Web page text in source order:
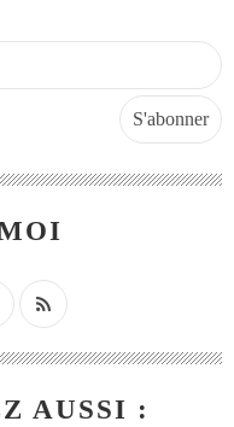
AUSSI :